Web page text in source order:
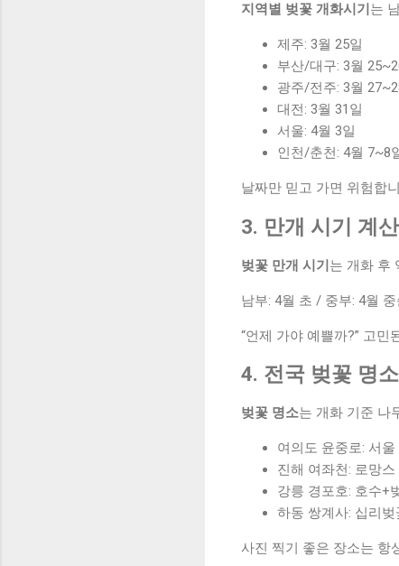
지역별 벚꽃 개화시기 는
제주: 3월 25일
부산/대구: 3월
광주/전주: 3월
대전: 3월 31일
서울: 4월 3일
인천/춘천: 4월 7~8
날짜만 믿고 가면 위험합
3. 만개 시기 계
벚꽃 만개 시기 는 개화 후
남부: 4월 초 / 중부: 4월
“언제 가야 예쁠까?” 고
4. 전국 벚꽃 명
벚꽃 명소는 개화 기준 나
여의도 윤중로: 서
진해 여좌천: 로망
강릉 경포호: 호수+
하동 쌍계사: 십리벚
사진 찍기 좋은 장소는 항